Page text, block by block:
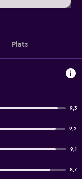
Plats
9,3
9,2
9,1
8,7